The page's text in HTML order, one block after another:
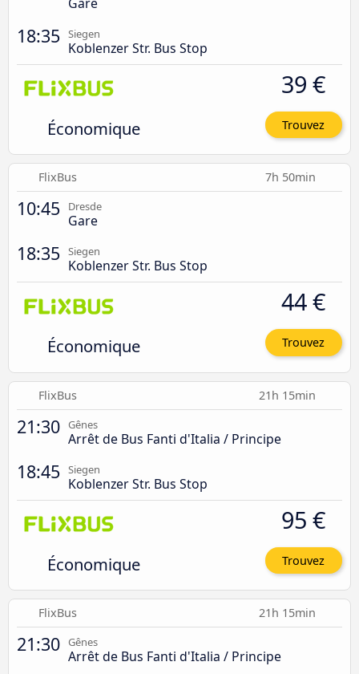
18:35 Siegen
Koblenzer Str. Bus Stop
Économique
39 €
Trouvez
FlixBus 7h 50min
10:45 Dresde
Gare
18:35 Siegen
Koblenzer Str. Bus Stop
Économique
44 €
Trouvez
FlixBus 21h 15min
21:30 Gênes
Arrêt de Bus Fanti d'Italia / Principe
18:45 Siegen
Koblenzer Str. Bus Stop
Économique
95 €
Trouvez
FlixBus 21h 15min
21:30 Gênes
Arrêt de Bus Fanti d'Italia / Principe